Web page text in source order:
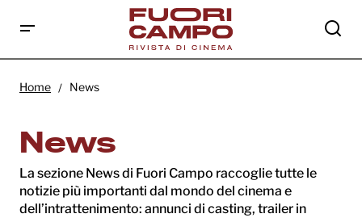
Home News
News
La sezione News di Fuori Campo raccoglie tutte le
notizie più importanti dal mondo del cinema e
dell’intrattenimento: annunci di casting, trailer in